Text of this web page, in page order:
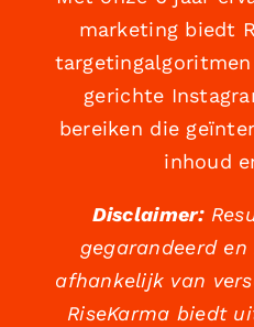
marketing biedt
gerichte
bereiken die
inhoud
Disclaimer:
gegarandeerd
afhankelijk van
RiseKarma biedt